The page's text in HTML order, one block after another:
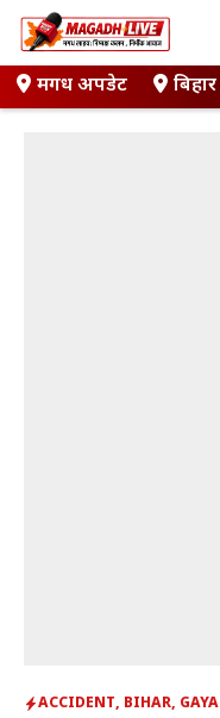
Skip
to
contentमगध अपडेट बिहार
ACCIDENT, BIHAR, GAYA